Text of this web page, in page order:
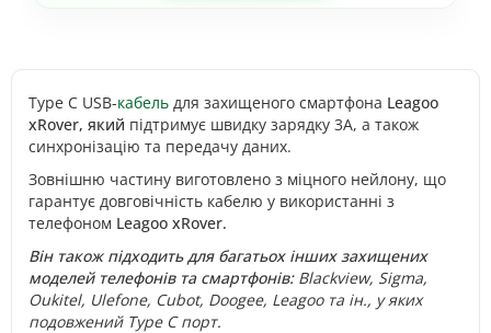
Type C USB-кабель для захищеного смартфона Leagoo
xRover, який підтримує швидку зарядку 3А, а також
синхронізацію та передачу даних.
Зовнішню частину виготовлено з міцного нейлону, що
гарантує довговічність кабелю у використанні з
телефоном Leagoo xRover.
Він також підходить для багатьох інших захищених
моделей телефонів та смартфонів:Blackview, Sigma,
Oukitel, Ulefone, Cubot, Doogee, Leagoo та ін., у яких
подовжений Type C порт.